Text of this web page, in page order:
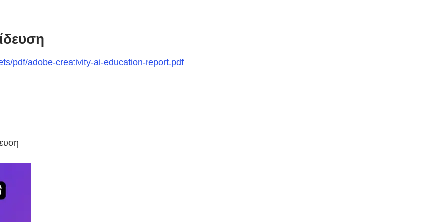
pdf/adobe-creativity-ai-education-report.pdf